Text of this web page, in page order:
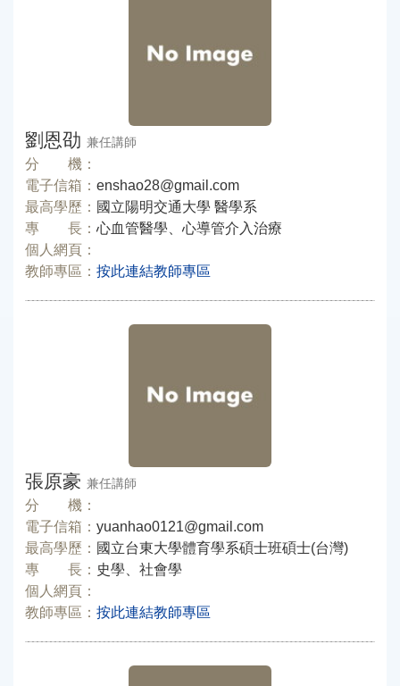
劉恩劭 兼任講師
分 機：
電子信箱： enshao28@gmail.com
最高學歷： 國立陽明交通大學 醫學系
專 長： 心血管醫學、心導管介入治療
個人網頁：
教師專區： 按此連結教師專區
張原豪 兼任講師
分 機：
電子信箱： yuanhao0121@gmail.com
最高學歷： 國立台東大學體育學系碩士班碩士(台灣)
專 長： 史學、社會學
個人網頁：
教師專區： 按此連結教師專區